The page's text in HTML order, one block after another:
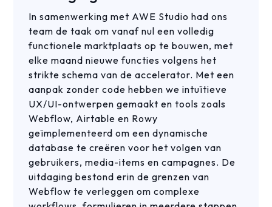
In samenwerking met AWE Studio had ons
team de taak om vanaf nul een volledig
functionele marktplaats op te bouwen, met
elke maand nieuwe functies volgens het
strikte schema van de accelerator. Met een
aanpak zonder code hebben we intuïtieve
UX/UI-ontwerpen gemaakt en tools zoals
Webflow, Airtable en Rowy
geïmplementeerd om een dynamische
database te creëren voor het volgen van
gebruikers, media-items en campagnes. De
uitdaging bestond erin de grenzen van
Webflow te verleggen om complexe